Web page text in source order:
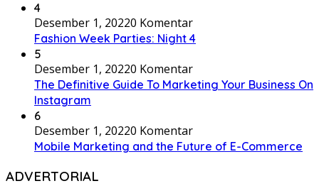
4
Desember 1, 20220 Komentar
Fashion Week Parties: Night 4
5
Desember 1, 20220 Komentar
The Definitive Guide To Marketing Your Business On
Instagram
6
Desember 1, 20220 Komentar
Mobile Marketing and the Future of E-Commerce
ADVERTORIAL